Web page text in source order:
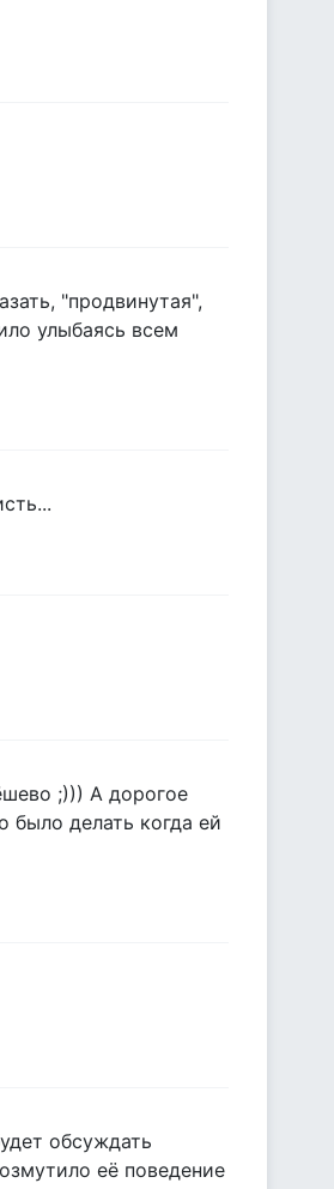
"продвинутая",
улыбаясь всем
;))) А дорогое
было делать когда ей
обсуждать
её поведение